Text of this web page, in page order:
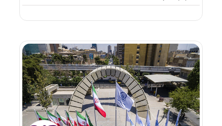
پذیرش
دانشگاه
صنعتی
اصفهان
۱۴۰۵